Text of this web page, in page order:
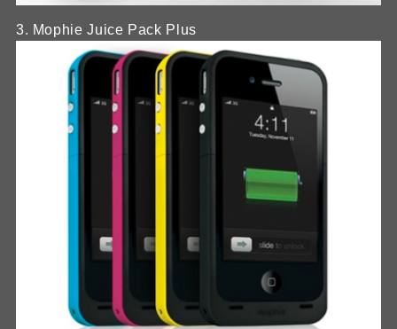
3. Mophie Juice Pack Plus